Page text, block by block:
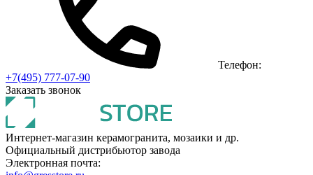
Телефон:
+7(495) 777-07-90
Заказать звонок
Интернет-магазин керамогранита, мозаики и др.
Официальный дистрибьютор завода
Электронная почта: